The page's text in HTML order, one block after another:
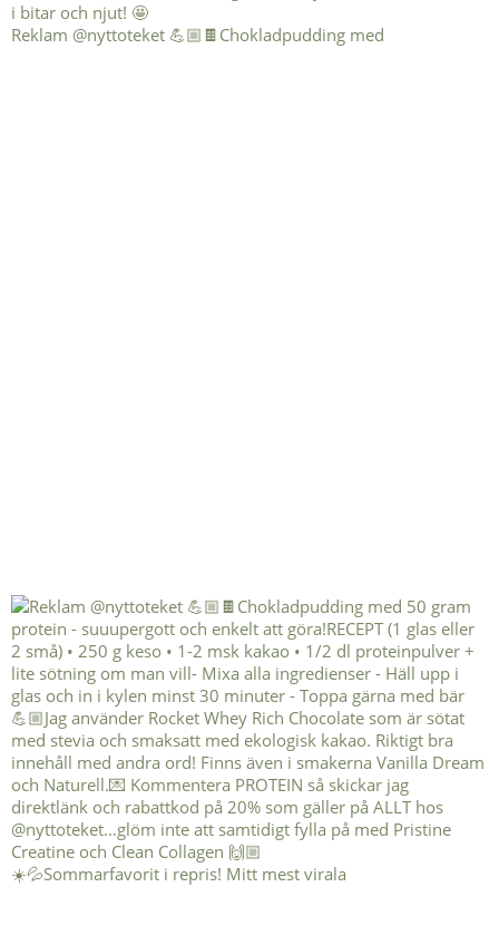
Reklam @nyttoteket 💪🏼🍫Chokladpudding med
☀️💦Sommarfavorit i repris! Mitt mest virala